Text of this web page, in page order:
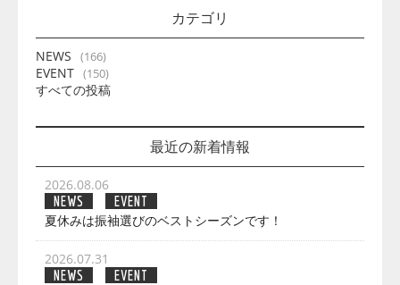
カテゴリ
NEWS (166)
EVENT (150)
すべての投稿
最近の新着情報
2026.08.06
NEWS EVENT
夏休みは振袖選びのベストシーズンです！
2026.07.31
NEWS EVENT